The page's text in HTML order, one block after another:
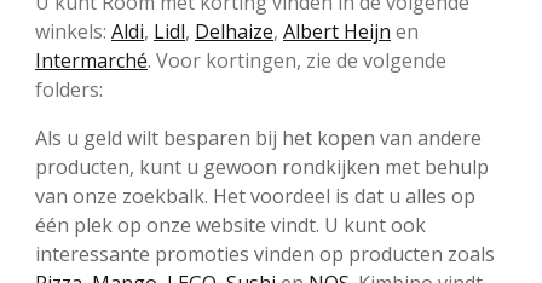
winkels: Aldi, Lidl, Delhaize, Albert Heijn en
Intermarché. Voor kortingen, zie de volgende
folders:
Als u geld wilt besparen bij het kopen van andere
producten, kunt u gewoon rondkijken met behulp
van onze zoekbalk. Het voordeel is dat u alles op
één plek op onze website vindt. U kunt ook
interessante promoties vinden op producten zoals